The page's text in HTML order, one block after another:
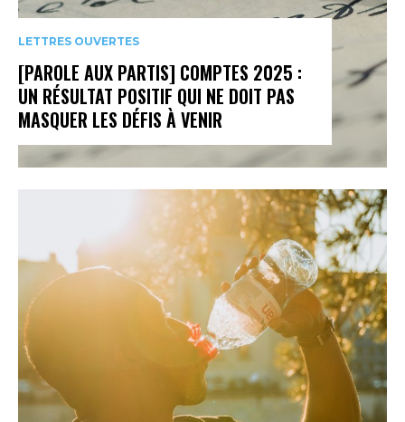
LETTRES OUVERTES
[PAROLE AUX PARTIS] COMPTES 2025 :
UN RÉSULTAT POSITIF QUI NE DOIT PAS
MASQUER LES DÉFIS À VENIR